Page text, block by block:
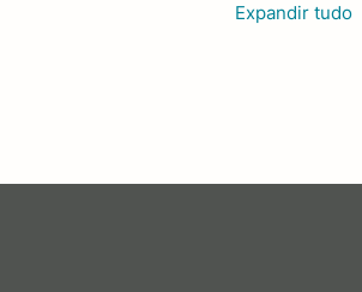
Expandir tudo